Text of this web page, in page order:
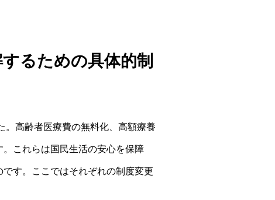
るための具体的制
。高齢者医療費の無料化、高額療養
これらは国民生活の安心を保障
す。ここではそれぞれの制度変更